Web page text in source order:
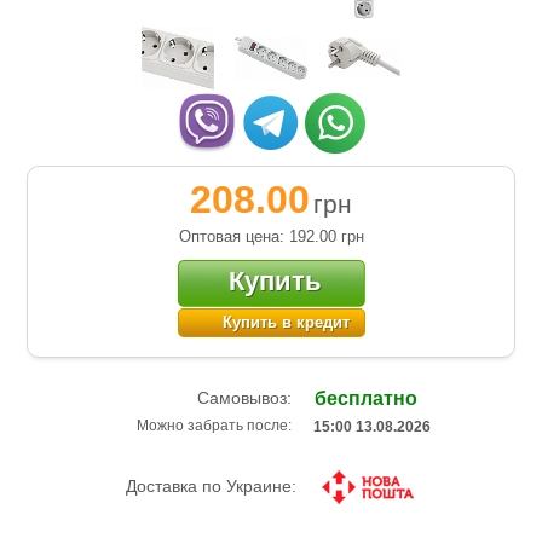
208.00 грн
Оптовая цена: 192.00 грн
Купить
Купить в кредит
Самовывоз: бесплатно
Можно забрать после: 15:00 13.08.2026
Доставка по Украине: